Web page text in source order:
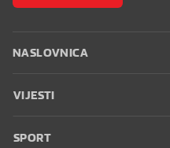
NASLOVNICA
VIJESTI
SPORT